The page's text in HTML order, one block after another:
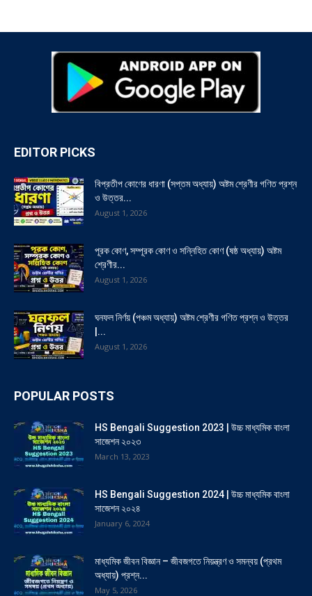
EDITOR PICKS
বিপ্রতীপ কোণের ধারণা (সপ্তম অধ্যায়) অষ্টম শ্রেণীর গণিত প্রশ্ন
ও উত্তর...
August 1, 2026
পূরক কোণ, সম্পূরক কোণ ও সন্নিহিত কোণ (ষষ্ঠ অধ্যায়) অষ্টম
শ্রেণীর...
August 1, 2026
ঘনফল নির্ণয় (পঞ্চম অধ্যায়) অষ্টম শ্রেণীর গণিত প্রশ্ন ও উত্তর
|...
August 1, 2026
POPULAR POSTS
HS Bengali Suggestion 2023 | উচ্চ মাধ্যমিক বাংলা
সাজেশন ২০২৩
March 13, 2023
HS Bengali Suggestion 2024 | উচ্চ মাধ্যমিক বাংলা
সাজেশন ২০২৪
January 6, 2024
মাধ্যমিক জীবন বিজ্ঞান – জীবজগতে নিয়ন্ত্রণ ও সমন্বয় (প্রথম
অধ্যায়) প্রশ্ন...
May 5, 2026